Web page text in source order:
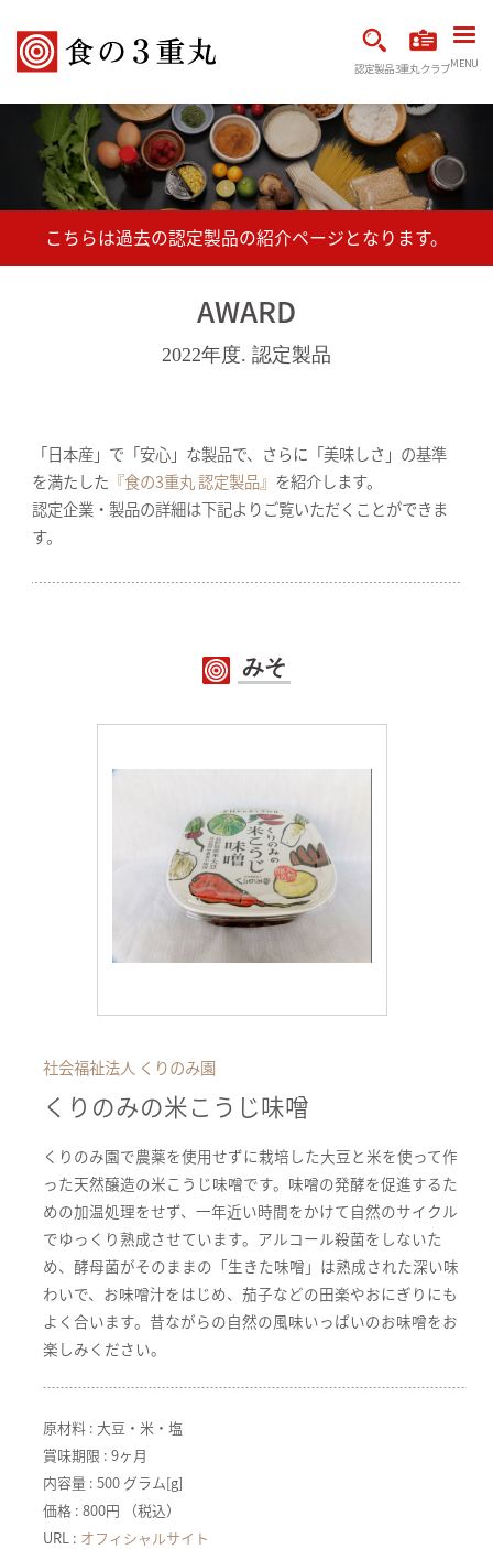
認定製品3重丸クラブMENU
AWARD
2022年度. 認定製品
「日本産」で「安心」な製品で、さらに「美味しさ」の基準
を満たした 『食の3重丸 認定製品』 を紹介します。
認定企業・製品の詳細は下記よりご覧いただくことができま
す。
みそ
社会福祉法人 くりのみ園
くりのみの米こうじ味噌
くりのみ園で農薬を使用せずに栽培した大豆と米を使って作
った天然醸造の米こうじ味噌です。味噌の発酵を促進するた
めの加温処理をせず、一年近い時間をかけて自然のサイクル
でゆっくり熟成させています。アルコール殺菌をしないた
め、酵母菌がそのままの「生きた味噌」は熟成された深い味
わいで、お味噌汁をはじめ、茄子などの田楽やおにぎりにも
よく合います。昔ながらの自然の風味いっぱいのお味噌をお
楽しみください。
原材料 : 大豆・米・塩
賞味期限 : 9ヶ月
内容量 : 500 グラム[g]
価格 : 800円 （税込）
URL : オフィシャルサイト